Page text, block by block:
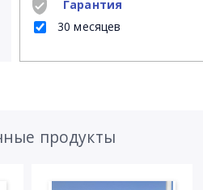
Гарантия
30 месяцев
продукты